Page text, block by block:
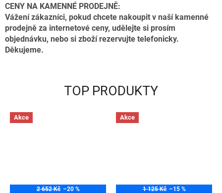
C
H
E
M
CENY NA KAMENNÉ PRODEJNĚ:
Vážení zákazníci, pokud chcete nakoupit v naší kamenné
prodejně za internetové ceny, udělejte si prosím
objednávku, nebo si zboží rezervujte telefonicky.
Děkujeme.
TOP PRODUKTY
Akce
2 652 Kč –20 %
Akce
1 125 Kč –15 %